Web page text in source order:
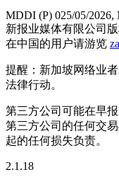
MDDI (P) 025/05/2026,
新报业媒体有限公司版
在中国的用户请游览
提醒：新加坡网络业
法律行动。
第三方公司可能在早
第三方公司的任何交
起的任何损失负责。
2.1.18